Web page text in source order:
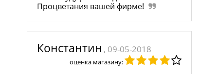
Процветания вашей фирме!
Константин , 09-05-2018
оценка магазину: